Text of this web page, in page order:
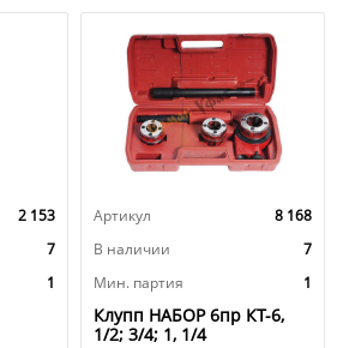
2 153
7
1
Артикул
8 168
В наличии
7
Мин. партия
1
Клупп НАБОР 6пр КТ-6,
1/2; 3/4; 1, 1/4